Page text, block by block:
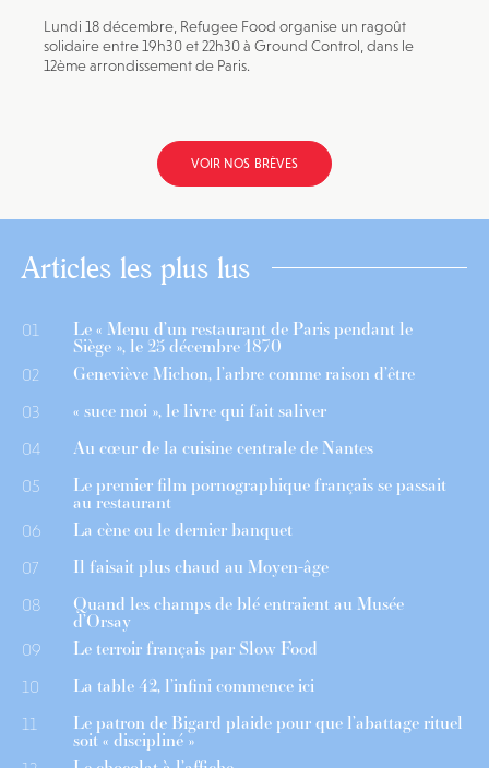
Lundi 18 décembre, Refugee Food organise un ragoût
solidaire entre 19h30 et 22h30 à Ground Control, dans le
12ème arrondissement de Paris.
VOIR NOS BRÈVES
Articles les plus lus
01 Le « Menu d’un restaurant de Paris pendant le
Siège », le 25 décembre 1870
02 Geneviève Michon, l’arbre comme raison d’être
03 « suce moi », le livre qui fait saliver
04 Au cœur de la cuisine centrale de Nantes
05 Le premier film pornographique français se passait
au restaurant
06 La cène ou le dernier banquet
07 Il faisait plus chaud au Moyen-âge
08 Quand les champs de blé entraient au Musée
d’Orsay
09 Le terroir français par Slow Food
10 La table 42, l’infini commence ici
11 Le patron de Bigard plaide pour que l’abattage rituel
soit « discipliné »